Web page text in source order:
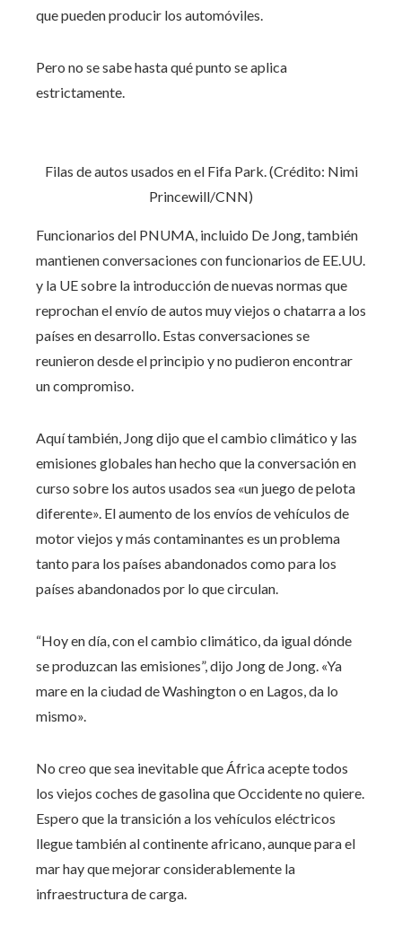
que pueden producir los automóviles.
Pero no se sabe hasta qué punto se aplica
estrictamente.
Filas de autos usados ​​en el Fifa Park. (Crédito: Nimi
Princewill/CNN)
Funcionarios del PNUMA, incluido De Jong, también
mantienen conversaciones con funcionarios de EE.UU.
y la UE sobre la introducción de nuevas normas que
reprochan el envío de autos muy viejos o chatarra a los
países en desarrollo. Estas conversaciones se
reunieron desde el principio y no pudieron encontrar
un compromiso.
Aquí también, Jong dijo que el cambio climático y las
emisiones globales han hecho que la conversación en
curso sobre los autos usados ​​sea «un juego de pelota
diferente». El aumento de los envíos de vehículos de
motor viejos y más contaminantes es un problema
tanto para los países abandonados como para los
países abandonados por lo que circulan.
“Hoy en día, con el cambio climático, da igual dónde
se produzcan las emisiones”, dijo Jong de Jong. «Ya
mare en la ciudad de Washington o en Lagos, da lo
mismo».
No creo que sea inevitable que África acepte todos
los viejos coches de gasolina que Occidente no quiere.
Espero que la transición a los vehículos eléctricos
llegue también al continente africano, aunque para el
mar hay que mejorar considerablemente la
infraestructura de carga.